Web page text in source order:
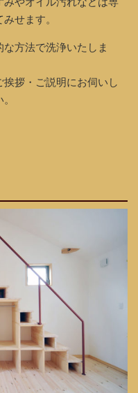
せます。
方法で洗浄いたしま
拶・ご説明にお伺いし